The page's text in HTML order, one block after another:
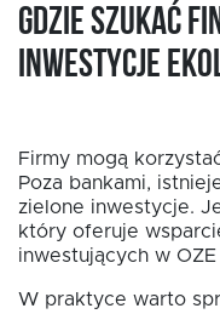
Gdzie szukać
inwestycje
Firmy mogą
Poza bankami,
zielone inwestycje.
który oferuje
inwestujących w
W praktyce warto